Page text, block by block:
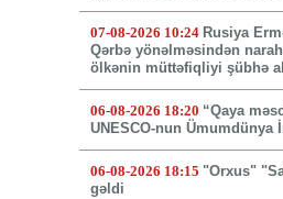
07-08-2026 10:24 Rusiya
Qərbə yönəlməsindən
ölkənin müttəfiqliyi şübhə
06-08-2026 18:20 “Qaya
UNESCO-nun Ümumdünya
06-08-2026 18:15 "Orxus"
gəldi